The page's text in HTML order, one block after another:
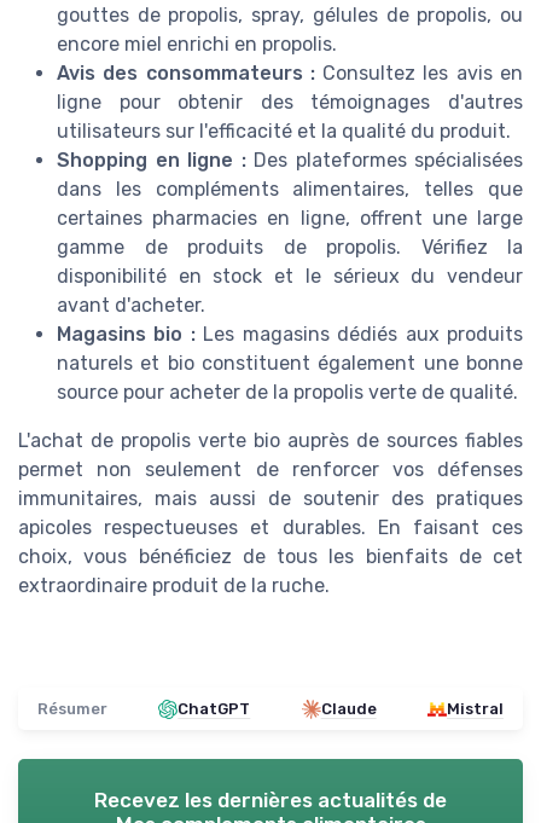
gouttes de propolis, spray, gélules de propolis, ou
encore miel enrichi en propolis.
Avis des consommateurs :Consultez les avis en
ligne pour obtenir des témoignages d'autres
utilisateurs sur l'efficacité et la qualité du produit.
Shopping en ligne :Des plateformes spécialisées
dans les compléments alimentaires, telles que
certaines pharmacies en ligne, offrent une large
gamme de produits de propolis. Vérifiez la
disponibilité en stock et le sérieux du vendeur
avant d'acheter.
Magasins bio :Les magasins dédiés aux produits
naturels et bio constituent également une bonne
source pour acheter de la propolis verte de qualité.
L'achat de propolis verte bio auprès de sources fiables
permet non seulement de renforcer vos défenses
immunitaires, mais aussi de soutenir des pratiques
apicoles respectueuses et durables. En faisant ces
choix, vous bénéficiez de tous les bienfaits de cet
extraordinaire produit de la ruche.
Résumer ChatGPT Claude Mistral
Recevez les dernières actualités de